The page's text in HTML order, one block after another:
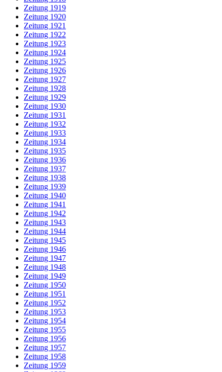
Zeitung 1919
Zeitung 1920
Zeitung 1921
Zeitung 1922
Zeitung 1923
Zeitung 1924
Zeitung 1925
Zeitung 1926
Zeitung 1927
Zeitung 1928
Zeitung 1929
Zeitung 1930
Zeitung 1931
Zeitung 1932
Zeitung 1933
Zeitung 1934
Zeitung 1935
Zeitung 1936
Zeitung 1937
Zeitung 1938
Zeitung 1939
Zeitung 1940
Zeitung 1941
Zeitung 1942
Zeitung 1943
Zeitung 1944
Zeitung 1945
Zeitung 1946
Zeitung 1947
Zeitung 1948
Zeitung 1949
Zeitung 1950
Zeitung 1951
Zeitung 1952
Zeitung 1953
Zeitung 1954
Zeitung 1955
Zeitung 1956
Zeitung 1957
Zeitung 1958
Zeitung 1959